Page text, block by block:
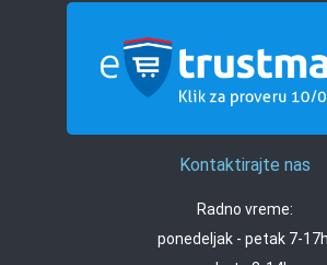
Kontaktirajte nas
Radno vreme:
ponedeljak - petak 7-